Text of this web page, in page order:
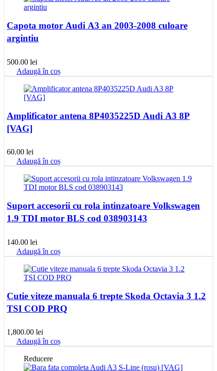
Capota motor Audi A3 an 2003-2008 culoare
argintiu
500.00 lei
Adaugă în coș
Amplificator antena 8P4035225D Audi A3 8P
[VAG]
60.00 lei
Adaugă în coș
Suport accesorii cu rola intinzatoare Volkswagen
1.9 TDI motor BLS cod 038903143
140.00 lei
Adaugă în coș
Cutie viteze manuala 6 trepte Skoda Octavia 3 1.2
TSI COD PRQ
1,800.00 lei
Adaugă în coș
Reducere